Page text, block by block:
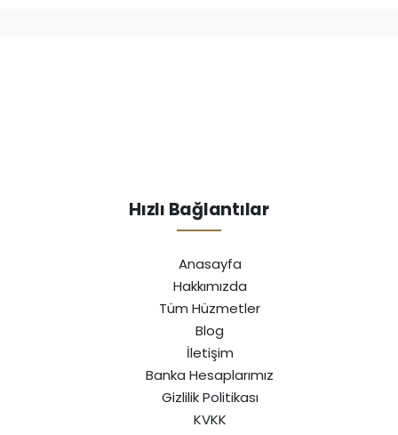
Hızlı Bağlantılar
Anasayfa
Hakkımızda
Tüm Hüzmetler
Blog
İletişim
Banka Hesaplarımız
Gizlilik Politikası
KVKK